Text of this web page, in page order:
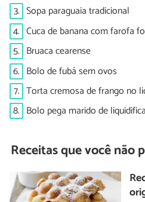
3. Sopa paraguaia tradicional
4. Cuca de banana com farofa
5. Bruaca cearense
6. Bolo de fubá sem ovos
7. Torta cremosa de frango no
8. Bolo pega marido de
Receitas que você não